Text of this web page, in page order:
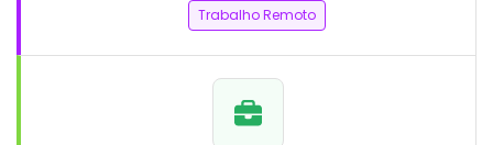
Trabalho Remoto